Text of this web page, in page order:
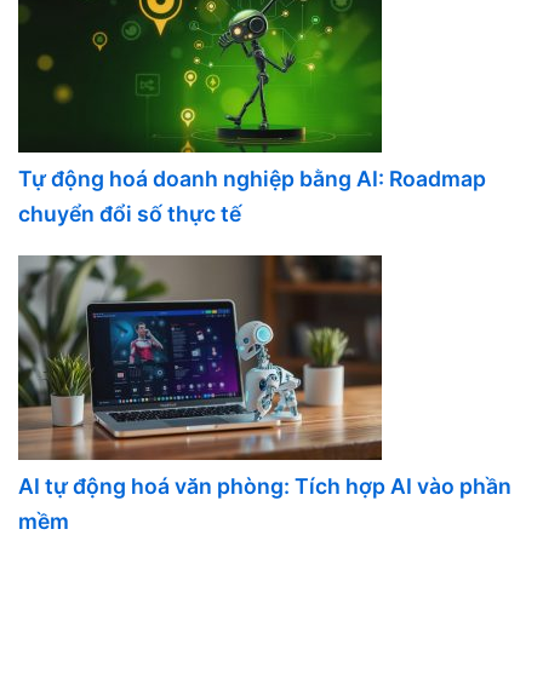
Tự động hoá doanh nghiệp bằng AI: Roadmap
chuyển đổi số thực tế
AI tự động hoá văn phòng: Tích hợp AI vào phần
mềm